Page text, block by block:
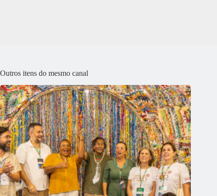
Outros itens do mesmo canal